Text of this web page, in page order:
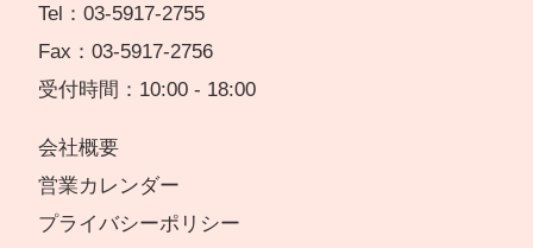
Tel：03-5917-2755
Fax：03-5917-2756
受付時間：10:00 - 18:00
会社概要
営業カレンダー
プライバシーポリシー